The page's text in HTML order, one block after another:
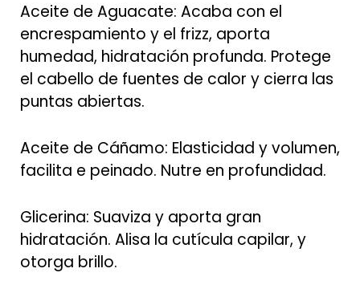
Aceite de Aguacate: Acaba con el
encrespamiento y el frizz, aporta
humedad, hidratación profunda. Protege
el cabello de fuentes de calor y cierra las
puntas abiertas.
Aceite de Cáñamo: Elasticidad y volumen,
facilita e peinado. Nutre en profundidad.
Glicerina: Suaviza y aporta gran
hidratación. Alisa la cutícula capilar, y
otorga brillo.